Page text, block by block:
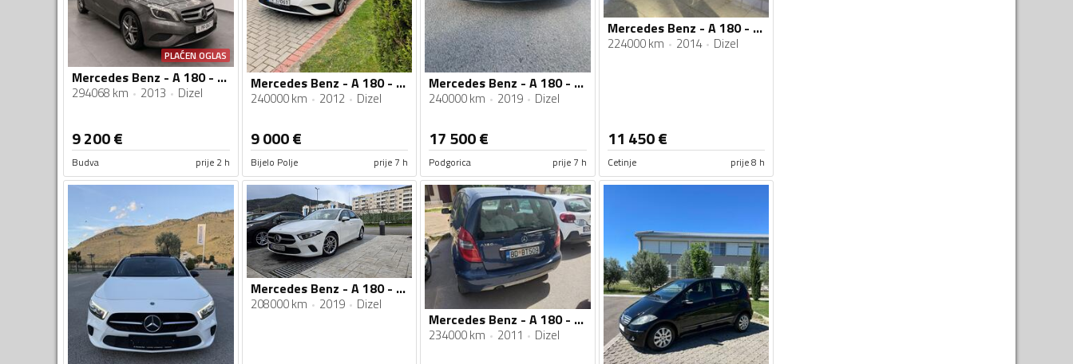
PLAĆEN OGLAS
Mercedes Benz - A 180 - cdi
294068 km 2013 Dizel
9 200€
Budva prije 2 h
Mercedes Benz - A 180 - 1.5 CDI
240000 km 2012 Dizel
9 000€
Bijelo Polje prije 7 h
Mercedes Benz - A 180 - 1.5
240000 km 2019 Dizel
17 500€
Podgorica prije 7 h
Mercedes Benz - A 180 - CDI
224000 km 2014 Dizel
11 450€
Cetinje prije 8 h
Mercedes Benz - A 180 - 1.5 CDİ
208000 km 2019 Dizel
Mercedes Benz - A 180 - cdi
234000 km 2011 Dizel